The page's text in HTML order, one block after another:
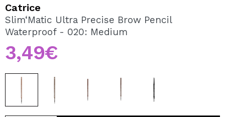
Creando un account su Maquibeauty.it potrai fare i tuoi
acquisti velocemente, controllare lo stato dei tuoi ordini e
CREARE UN ACCOUNT
Catrice
Slim‘Matic Ultra Precise Brow Pencil
Waterproof - 020: Medium
3,49€